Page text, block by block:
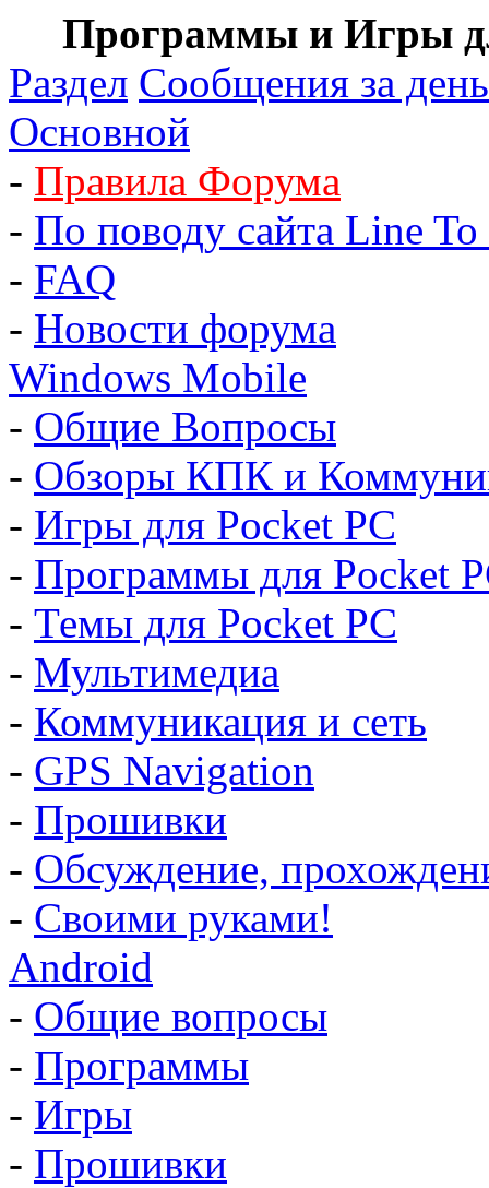
Программы и Игры
Раздел Сообщения за день
Основной
- Правила Форума
- По поводу сайта Line
- FAQ
- Новости форума
Windows Mobile
- Общие Вопросы
- Обзоры КПК и
- Игры для Pocket PC
- Программы для Pocket
- Темы для Pocket PC
- Мультимедиа
- Коммуникация и сеть
- GPS Navigation
- Прошивки
- Обсуждение,
- Своими руками!
Android
- Общие вопросы
- Программы
- Игры
- Прошивки